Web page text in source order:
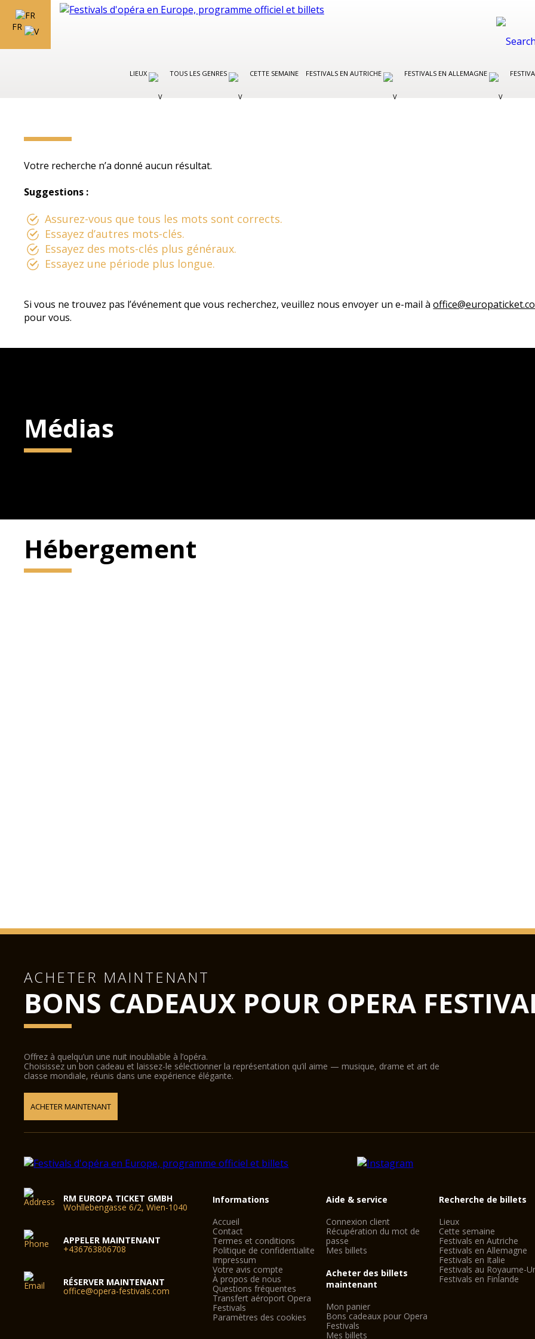
FR
LIEUX TOUS LES GENRES CETTE SEMAINE FESTIVALS EN AUTRICHE FESTIVALS EN ALLEMAGNE
Votre recherche n’a donné aucun résultat.
Suggestions :
Assurez-vous que tous les mots sont corrects.
Essayez d’autres mots-clés.
Essayez des mots-clés plus généraux.
Essayez une période plus longue.
Si vous ne trouvez pas l’événement que vous recherchez, veuillez nous envoyer un e-mail à
pour vous.
Médias
Hébergement
ACHETER MAINTENANT
BONS CADEAUX POUR OPERA
Offrez à quelqu’un une nuit inoubliable à l’opéra.
Choisissez un bon cadeau et laissez-le sélectionner la représentation qu’il aime — musique, drame et art de
classe mondiale, réunis dans une expérience élégante.
ACHETER MAINTENANT
RM EUROPA TICKET GMBH
Wohllebengasse 6/2, Wien-1040
APPELER MAINTENANT
+436763806708
RÉSERVER MAINTENANT
office@opera-festivals.com
Informations
Accueil
Contact
Termes et conditions
Politique de confidentialite
Impressum
Votre avis compte
À propos de nous
Questions fréquentes
Transfert aéroport Opera
Festivals
Paramètres des cookies
Aide & service
Connexion client
Récupération du mot de
passe
Mes billets
Acheter des billets
maintenant
Mon panier
Bons cadeaux pour Opera
Festivals
Mes billets
Recherche de billets
Lieux
Cette semaine
Festivals en Autriche
Festivals en Allemagne
Festivals en Italie
Festivals au Royaume-
Festivals en Finlande